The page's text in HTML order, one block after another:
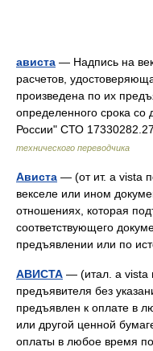
ависта — Надпись на
расчетов,
произведена по их
определенного срока
России" СТО
технического переводчика
Ависта — (от ит. a vista
векселе или ином
отношениях, которая
соответствующего
предъявлении или по
АВИСТА — (итал. a vista
предъявителя без
предъявлен к оплате в
или другой ценной
оплаты в любое время